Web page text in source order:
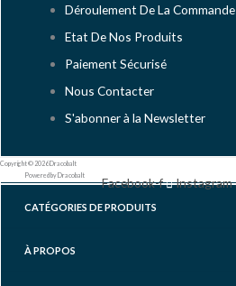
Déroulement De La Commande
Etat De Nos Produits
Paiement Sécurisé
Nous Contacter
S'abonner à la Newsletter
Copyright © 2026 Dracobalt
Powered by Dracobalt
Facebook-f Instagram
CATÉGORIES DE PRODUITS
À PROPOS